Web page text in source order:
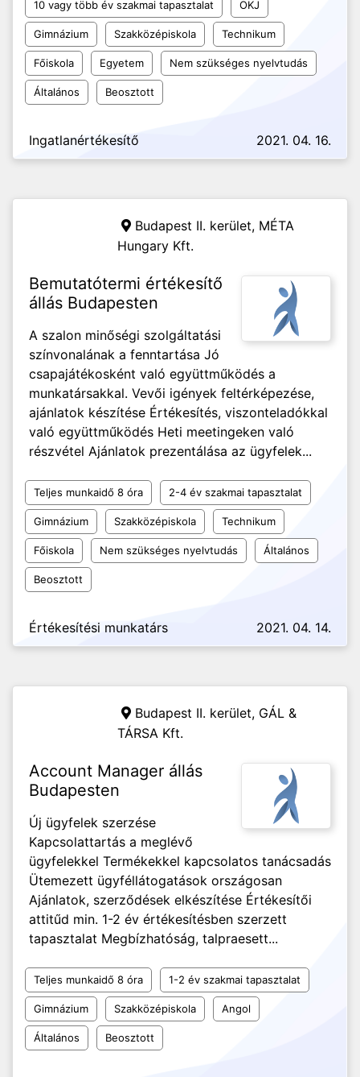
10 vagy több év szakmai tapasztalat OKJ
Gimnázium Szakközépiskola Technikum
Főiskola Egyetem Nem szükséges nyelvtudás
Általános Beosztott
Ingatlanértékesítő 2021. 04. 16.
Budapest II. kerület, MÉTA
Hungary Kft.
Bemutatótermi értékesítő
állás Budapesten
A szalon minőségi szolgáltatási
színvonalának a fenntartása Jó
csapajátékosként való együttműködés a
munkatársakkal. Vevői igények feltérképezése,
ajánlatok készítése Értékesítés, viszonteladókkal
való együttműködés Heti meetingeken való
részvétel Ajánlatok prezentálása az ügyfelek...
Teljes munkaidő 8 óra 2-4 év szakmai tapasztalat
Gimnázium Szakközépiskola Technikum
Főiskola Nem szükséges nyelvtudás Általános
Beosztott
Értékesítési munkatárs 2021. 04. 14.
Budapest II. kerület, GÁL &
TÁRSA Kft.
Account Manager állás
Budapesten
Új ügyfelek szerzése
Kapcsolattartás a meglévő
ügyfelekkel Termékekkel kapcsolatos tanácsadás
Ütemezett ügyféllátogatások országosan
Ajánlatok, szerződések elkészítése Értékesítői
attitűd min. 1-2 év értékesítésben szerzett
tapasztalat Megbízhatóság, talpraesett...
Teljes munkaidő 8 óra 1-2 év szakmai tapasztalat
Gimnázium Szakközépiskola Angol
Általános Beosztott